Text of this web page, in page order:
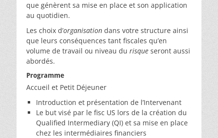
que génèrent sa mise en place et son application
au quotidien.
Les choix d’organisation dans votre structure ainsi
que leurs conséquences tant fiscales qu’en
volume de travail ou niveau du risque seront aussi
abordés.
Programme
Accueil et Petit Déjeuner
Introduction et présentation de l’Intervenant
Le but visé par le fisc US lors de la création du
Qualified Intermediary (QI) et sa mise en place
chez les intermédiaires financiers